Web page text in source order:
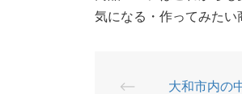
気になる・作ってみたい
⟵
大和市内の